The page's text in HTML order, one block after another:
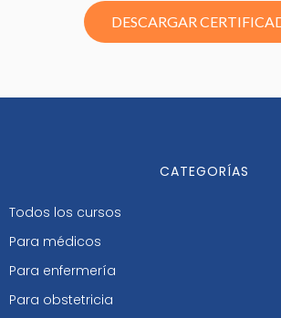
DESCARGAR
CATEGORÍAS
Todos los cursos
Para médicos
Para enfermería
Para obstetricia